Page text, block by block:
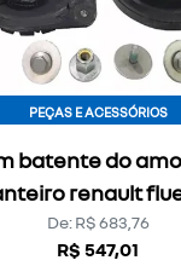
batente do
renault
PEÇAS E ACESSÓRIOS
De: R$ 683,76
R$ 547,01